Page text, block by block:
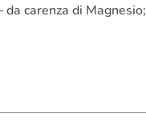
carenza di Magnesio;